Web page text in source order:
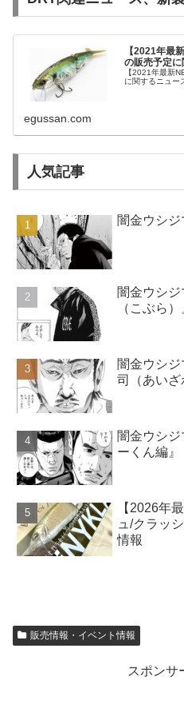
【2021年最
の販売予定
【2021年最新
に関するニュー
egussan.com
人気記事
闇金ウシ
闇金ウシ
（こぶら）
闇金ウシ
司（あいざ
闇金ウシ
ーくん編』
【2026年
ュ/クラッ
情報
販売情報・イベント情報
スポンサ